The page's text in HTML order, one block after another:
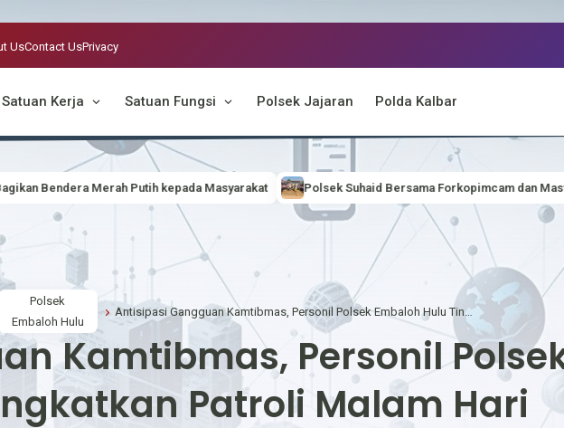
UsContact UsPrivacy
Satuan Kerja Satuan Fungsi Polsek Jajaran Polda Kalbar
kepada Masyarakat Polsek Suhaid Bersama Forkopimcam dan Masyarakat Gotong Royong
Polsek
Embaloh Hulu
Antisipasi Gangguan Kamtibmas, Personil Polsek Embaloh Hulu Tingkatkan Patroli Malam Hari
Kamtibmas, Personil
Patroli Malam Hari